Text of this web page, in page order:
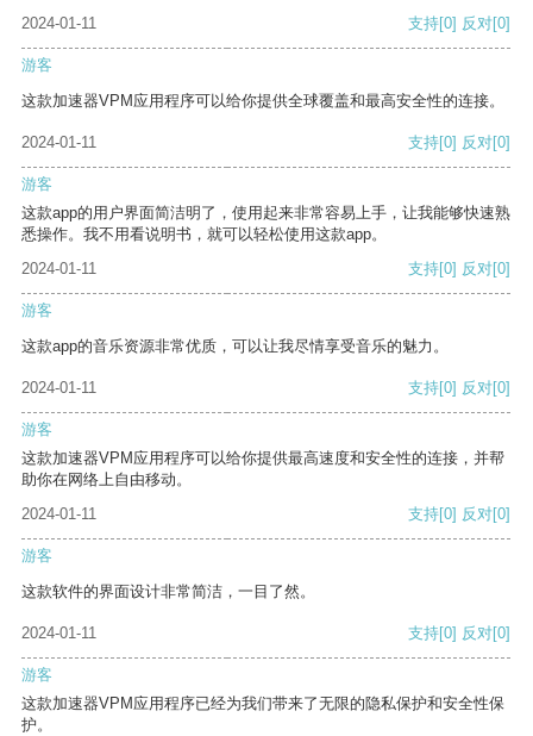
2024-01-11 支持[0] 反对[0]
游客
这款加速器VPM应用程序可以给你提供全球覆盖和最高安全性的连接。
2024-01-11 支持[0] 反对[0]
游客
这款app的用户界面简洁明了，使用起来非常容易上手，让我能够快速熟
悉操作。我不用看说明书，就可以轻松使用这款app。
2024-01-11
支持[0] 反对[0]
游客
这款app的音乐资源非常优质，可以让我尽情享受音乐的魅力。
2024-01-11 支持[0] 反对[0]
游客
这款加速器VPM应用程序可以给你提供最高速度和安全性的连接，并帮
助你在网络上自由移动。
2024-01-11
支持[0] 反对[0]
游客
这款软件的界面设计非常简洁，一目了然。
2024-01-11 支持[0] 反对[0]
游客
这款加速器VPM应用程序已经为我们带来了无限的隐私保护和安全性保
护。